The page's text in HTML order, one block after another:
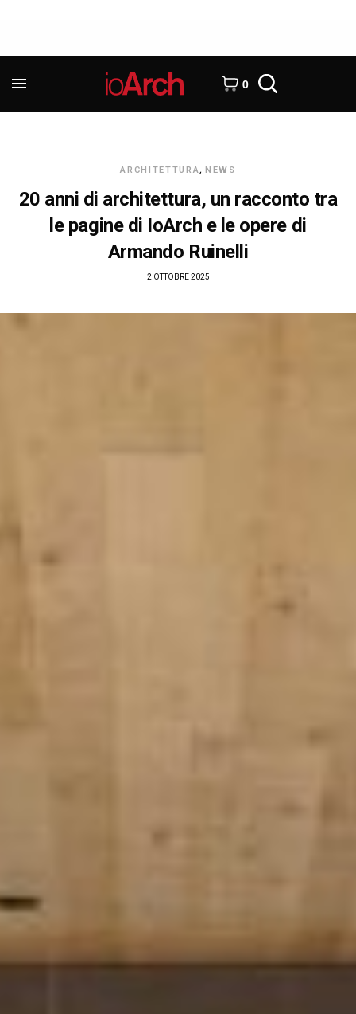
0
ARCHITETTURA, NEWS
20 anni di architettura, un racconto tra
le pagine di IoArch e le opere di
Armando Ruinelli
2 OTTOBRE 2025